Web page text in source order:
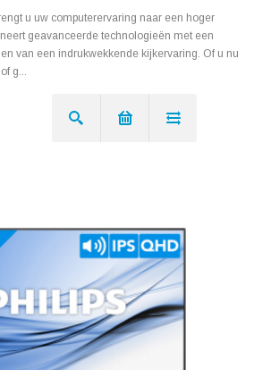
u uw computerervaring naar een hoger
geavanceerde technologieën met een
van een indrukwekkende kijkervaring. Of u nu
g...